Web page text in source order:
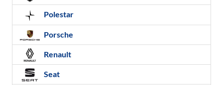
Polestar
Porsche
Renault
Seat